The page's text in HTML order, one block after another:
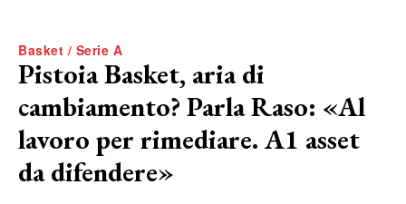
Basket / Serie A
Pistoia Basket, aria di
cambiamento? Parla Raso: «Al
lavoro per rimediare. A1 asset
da difendere»